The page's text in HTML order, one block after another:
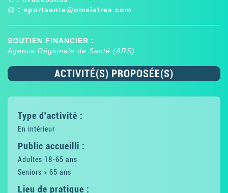
@ : sportsante@omsistres.com
SOUTIEN FINANCIER :
Agence Régionale de Santé (ARS)
ACTIVITÉ(S) PROPOSÉE(S)
Type d'activité :
En intérieur
Public accueilli :
Adultes 18-65 ans
Seniors > 65 ans
Lieu de pratique :